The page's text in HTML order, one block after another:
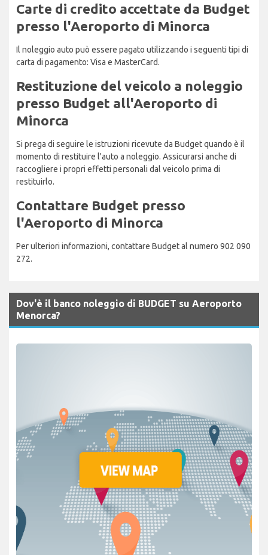
Carte di credito accettate da Budget
presso l'Aeroporto di Minorca
Il noleggio auto può essere pagato utilizzando i seguenti tipi di
carta di pagamento: Visa e MasterCard.
Restituzione del veicolo a noleggio
presso Budget all'Aeroporto di
Minorca
Si prega di seguire le istruzioni ricevute da Budget quando è il
momento di restituire l'auto a noleggio. Assicurarsi anche di
raccogliere i propri effetti personali dal veicolo prima di
restituirlo.
Contattare Budget presso
l'Aeroporto di Minorca
Per ulteriori informazioni, contattare Budget al numero 902 090
272.
Dov'è il banco noleggio di BUDGET su Aeroporto
Menorca?